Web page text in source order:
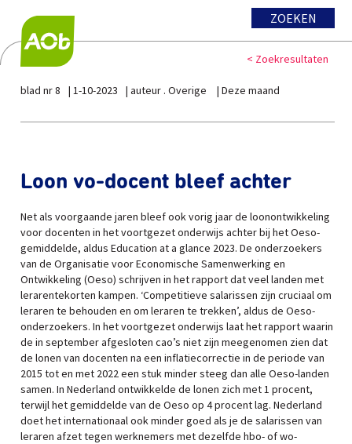
ZOEKEN
< Zoekresultaten
blad nr 8 1-10-2023 auteur . Overige Deze maand
Loon vo-docent bleef achter
Net als voorgaande jaren bleef ook vorig jaar de loonontwikkeling
voor docenten in het voortgezet onderwijs achter bij het Oeso-
gemiddelde, aldus Education at a glance 2023. De onderzoekers
van de Organisatie voor Economische Samenwerking en
Ontwikkeling (Oeso) schrijven in het rapport dat veel landen met
lerarentekorten kampen. ‘Competitieve salarissen zijn cruciaal om
leraren te behouden en om leraren te trekken’, aldus de Oeso-
onderzoekers. In het voortgezet onderwijs laat het rapport waarin
de in september afgesloten cao’s niet zijn meegenomen zien dat
de lonen van docenten na een inflatiecorrectie in de periode van
2015 tot en met 2022 een stuk minder steeg dan alle Oeso-landen
samen. In Nederland ontwikkelde de lonen zich met 1 procent,
terwijl het gemiddelde van de Oeso op 4 procent lag. Nederland
doet het internationaal ook minder goed als je de salarissen van
leraren afzet tegen werknemers met dezelfde hbo- of wo-